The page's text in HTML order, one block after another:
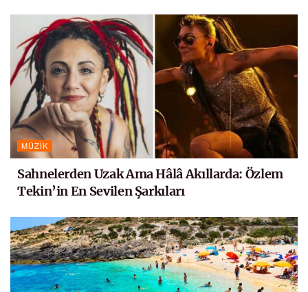
MÜZIK
Sahnelerden Uzak Ama Hâlâ Akıllarda: Özlem
Tekin’in En Sevilen Şarkıları